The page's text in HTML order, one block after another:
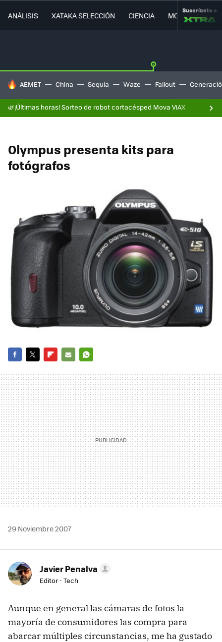
ANÁLISIS XATAKA SELECCIÓN CIENCIA MOVILIDAD
Suscríbete a
HOY SE HABLA DE
AEMET China Sequía Waze Fallout
🌿¡Últimas horas! Sorteo de robot cortacésped Mova ViAX
Olympus presenta kits para
fotógrafos
MAIL
29 Noviembre 2007
Javier Penalva
Editor - Tech
Aunque en general las cámaras de fotos la
mayoría de consumidores las compra para
abarcar múltiples circunstancias, me ha gustado